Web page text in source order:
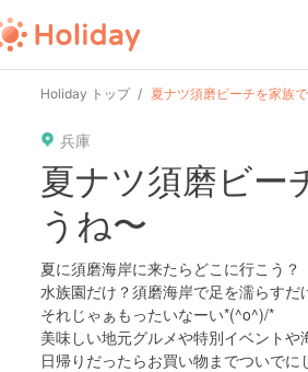
Holiday トップ 夏ナツ須磨ビーチを家族
兵庫
夏ナツ須磨ビー
うね〜
夏に須磨海岸に来たらどこに行こう？
水族園だけ？須磨海岸で足を濡らすだ
それじゃぁもったいなーい*(^o^)/*
美味しい地元グルメや特別イベントや
日帰りだったらお買い物までついでに